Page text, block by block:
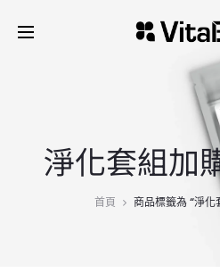
淨化套組加
首頁 商品標籤為 “淨化